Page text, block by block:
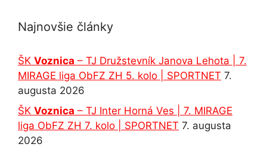
Najnovšie články
ŠK Voznica – TJ Družstevník Janova Lehota | 7.
MIRAGE liga ObFZ ZH 5. kolo | SPORTNET 7.
augusta 2026
ŠK Voznica – TJ Inter Horná Ves | 7. MIRAGE
liga ObFZ ZH 7. kolo | SPORTNET 7. augusta
2026